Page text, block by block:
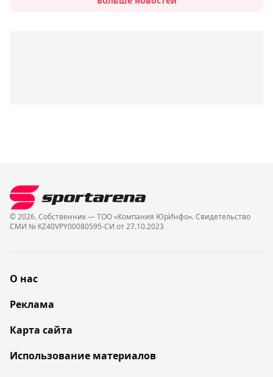
© 2026. Собственник — ТОО «Компания ЮрИнфо». Cвидетельство
СМИ № KZ40VPY00080595-СИ от 27.10.2023
О нас
Реклама
Карта сайта
Использование материалов